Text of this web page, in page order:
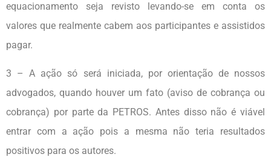
equacionamento seja revisto levando-se em conta os
valores que realmente cabem aos participantes e assistidos
pagar.
3 – A ação só será iniciada, por orientação de nossos
advogados, quando houver um fato (aviso de cobrança ou
cobrança) por parte da PETROS. Antes disso não é viável
entrar com a ação pois a mesma não teria resultados
positivos para os autores.